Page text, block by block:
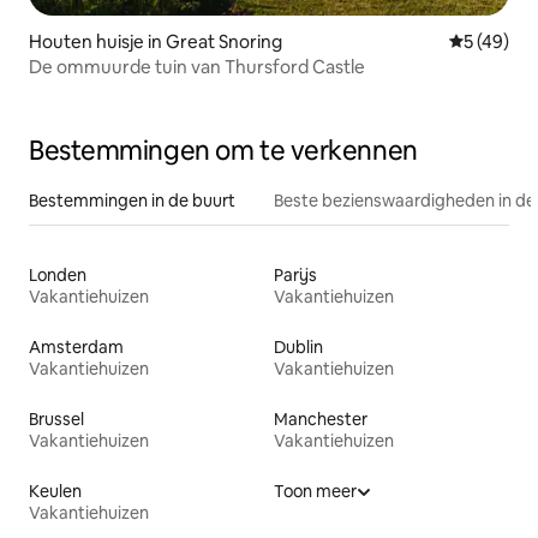
Houten huisje in Great Snoring
5 (49)
De ommuurde tuin van Thursford Castle
Bestemmingen om te verkennen
Bestemmingen in de buurt Beste bezienswaardigheden in
Londen
Vakantiehuizen
Parijs
Vakantiehuizen
Amsterdam
Vakantiehuizen
Dublin
Vakantiehuizen
Brussel
Vakantiehuizen
Manchester
Vakantiehuizen
Keulen
Vakantiehuizen
Toon meer